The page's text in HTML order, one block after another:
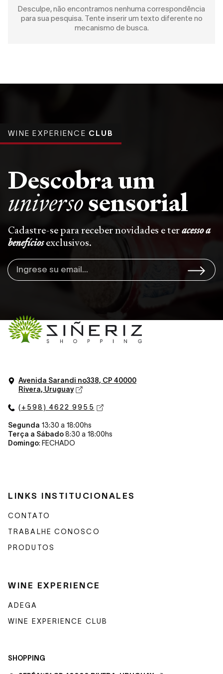
Desculpe, não encontramos nenhuma correspondência
para sua pesquisa. Tente inserir um texto diferente no
mecanismo de busca.
WINE EXPERIENCE CLUB
Descobra um
universosensorial
Cadastre-se para receber novidades e teracesso a
benefíciosexclusivos.
Avenida Sarandi no338, CP 40000
Rivera, Uruguay
(+598) 4622 9955
Segunda 13:30 a 18:00hs
Terça a Sábado8:30 a 18:00hs
Domingo: FECHADO
LINKS INSTITUCIONALES
CONTATO
TRABALHE CONOSCO
PRODUTOS
WINE EXPERIENCE
ADEGA
WINE EXPERIENCE CLUB
SHOPPING